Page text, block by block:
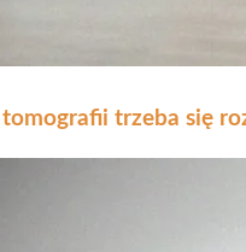
trzeba się